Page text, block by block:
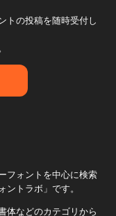
トの投稿を随時受付し
フォントを中心に検索
トラボ」です。
体などのカテゴリから